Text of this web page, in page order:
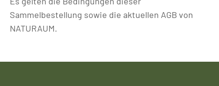
Sammelbestellung sowie die aktuellen AGB von
NATURAUM.